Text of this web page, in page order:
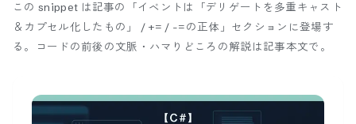
この snippet は記事の「イベントは「デリゲートを多重キャスト
＆カプセル化したもの」 / += / -=の正体」セクションに登場す
る。
コードの前後の文脈・ハマりどころの解説は記事本文で。